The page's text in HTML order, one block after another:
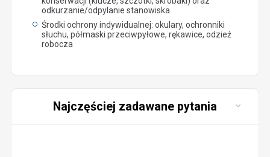
odkurzanie/odpylanie stanowiska
Środki ochrony indywidualnej: okulary, ochronniki
słuchu, półmaski przeciwpyłowe, rękawice, odzież
robocza
Najczęściej zadawane pytania